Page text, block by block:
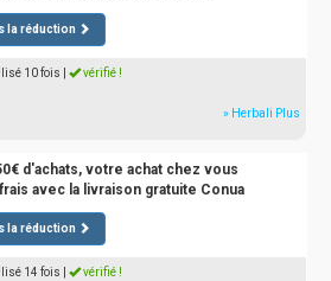
la réduction
10 fois vérifié !
» Herbali Plus
d'achats, votre achat chez vous
avec la livraison gratuite Conua
la réduction
14 fois vérifié !